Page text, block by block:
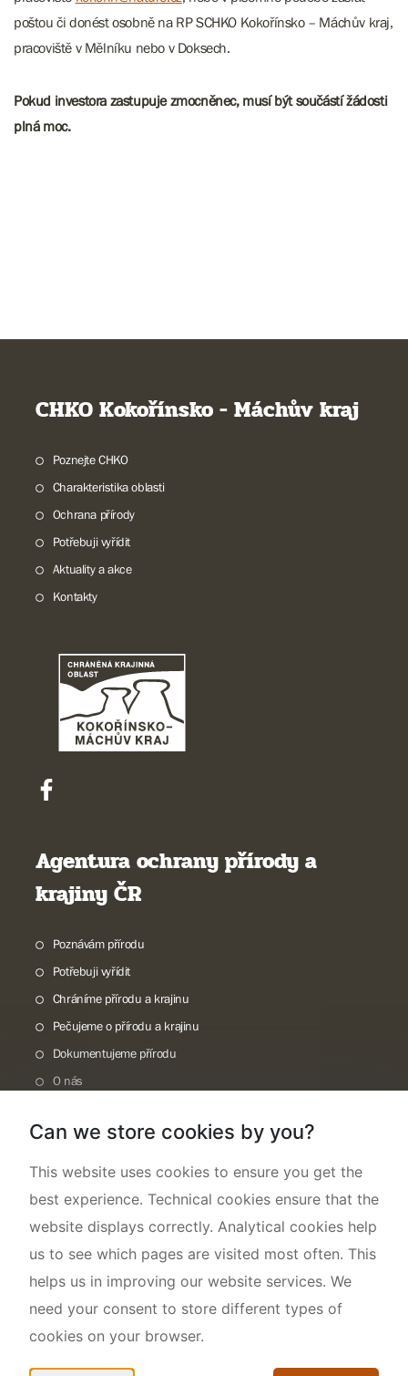
poštou či donést osobně na RP SCHKO Kokořínsko – Máchův kraj,
pracoviště v Mělníku nebo v Doksech.
Pokud investora zastupuje zmocněnec, musí být součástí žádosti
plná moc.
CHKO Kokořínsko - Máchův kraj
Poznejte CHKO
Charakteristika oblasti
Ochrana přírody
Potřebuji vyřídit
Aktuality a akce
Kontakty
Agentura ochrany přírody a
krajiny ČR
Poznávám přírodu
Potřebuji vyřídit
Chráníme přírodu a krajinu
Pečujeme o přírodu a krajinu
Dokumentujeme přírodu
O nás
Can we store cookies by you?
This website uses cookies to ensure you get the
best experience. Technical cookies ensure that the
website displays correctly. Analytical cookies help
us to see which pages are visited most often. This
helps us in improving our website services. We
need your consent to store different types of
cookies on your browser.